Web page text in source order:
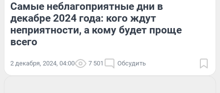
Самые неблагоприятные дни в
декабре 2024 года: кого ждут
неприятности, а кому будет проще
всего
2 декабря, 2024, 04:00 7 501 Обсудить